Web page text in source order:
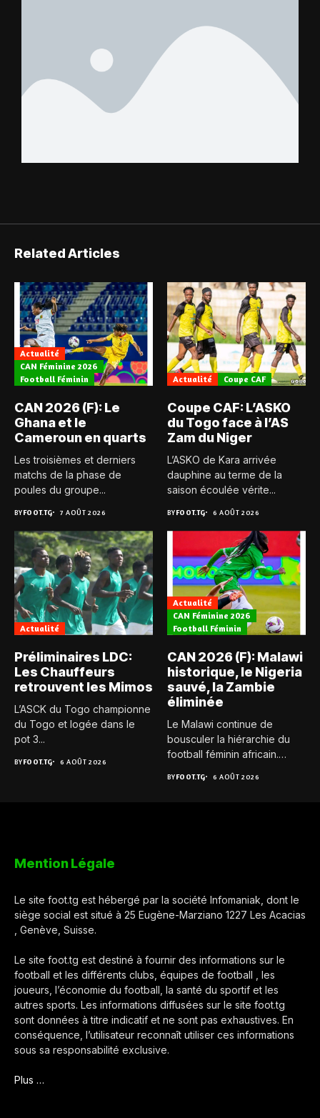
Related Articles
Actualité
CAN Féminine 2026
Football Féminin
CAN 2026 (F): Le
Ghana et le
Cameroun en quarts
Les troisièmes et derniers
matchs de la phase de
poules du groupe...
BYFOOT.TG 7 AOÛT 2026
Actualité Coupe CAF
Coupe CAF: L’ASKO
du Togo face à l’AS
Zam du Niger
L’ASKO de Kara arrivée
dauphine au terme de la
saison écoulée vérite...
BYFOOT.TG 6 AOÛT 2026
Actualité
Préliminaires LDC:
Les Chauffeurs
retrouvent les Mimos
L’ASCK du Togo championne
du Togo et logée dans le
pot 3...
BYFOOT.TG 6 AOÛT 2026
Actualité
CAN Féminine 2026
Football Féminin
CAN 2026 (F): Malawi
historique, le Nigeria
sauvé, la Zambie
éliminée
Le Malawi continue de
bousculer la hiérarchie du
football féminin africain.
BYFOOT.TG 6 AOÛT 2026
Mention Légale
Le site foot.tg est hébergé par la société Infomaniak, dont le
siège social est situé à 25 Eugène-Marziano 1227 Les Acacias
, Genève, Suisse.
Le site foot.tg est destiné à fournir des informations sur le
football et les différents clubs, équipes de football , les
joueurs, l’économie du football, la santé du sportif et les
autres sports. Les informations diffusées sur le site foot.tg
sont données à titre indicatif et ne sont pas exhaustives. En
conséquence, l’utilisateur reconnaît utiliser ces informations
sous sa responsabilité exclusive.
Plus …